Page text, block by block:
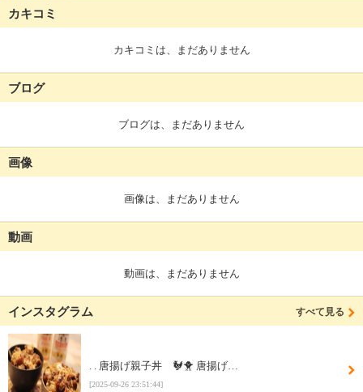
カキコミ
カキコミは、まだありません
ブログ
ブログは、まだありません
画像
画像は、まだありません
動画
動画は、まだありません
インスタグラム すべて見る
. . 唐揚げ親子丼 🐓🐥 唐揚げ…
[2025-09-26 23:51:44]